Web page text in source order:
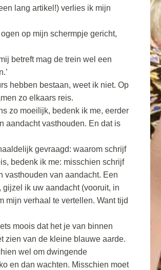
lang artikel!) verlies ik mijn
op mijn schermpje gericht,
betreft mag de trein wel een
hebben bestaan, weet ik niet. Op
zo elkaars reis.
zo moeilijk, bedenk ik me, eerder
aandacht vasthouden. En dat is
gevraagd: waarom schrijf
bedenk ik me: misschien schrijf
vasthouden van aandacht. Een
ik uw aandacht (vooruit, in
mijn verhaal te vertellen. Want tijd
moois dat het je van binnen
zien van de kleine blauwe aarde.
wel om dwingende
en dan wachten. Misschien moet